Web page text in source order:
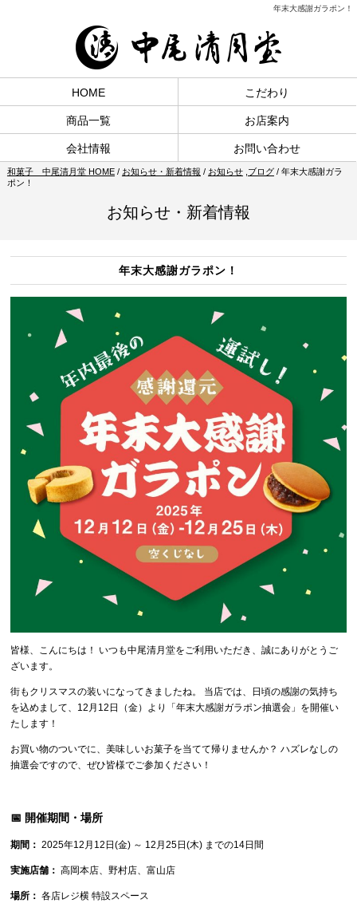
年末大感謝ガラポン！
HOME こだわり
商品一覧 お店案内
会社情報 お問い合わせ
和菓子 中尾清月堂 HOME/ お知らせ・新着情報 / お知らせ, ブログ/ 年末大感謝ガラ
ポン！
お知らせ・新着情報
年末大感謝ガラポン！
皆様、こんにちは！ いつも中尾清月堂をご利用いただき、誠にありがとうご
ざいます。
街もクリスマスの装いになってきましたね。 当店では、日頃の感謝の気持ち
を込めまして、12月12日（金）より「年末大感謝ガラポン抽選会」を開催い
たします！
お買い物のついでに、美味しいお菓子を当てて帰りませんか？ ハズレなしの
抽選会ですので、ぜひ皆様でご参加ください！
📅 開催期間・場所
期間： 2025年12月12日(金) ～ 12月25日(木) までの14日間
実施店舗： 高岡本店、野村店、富山店
場所： 各店レジ横 特設スペース